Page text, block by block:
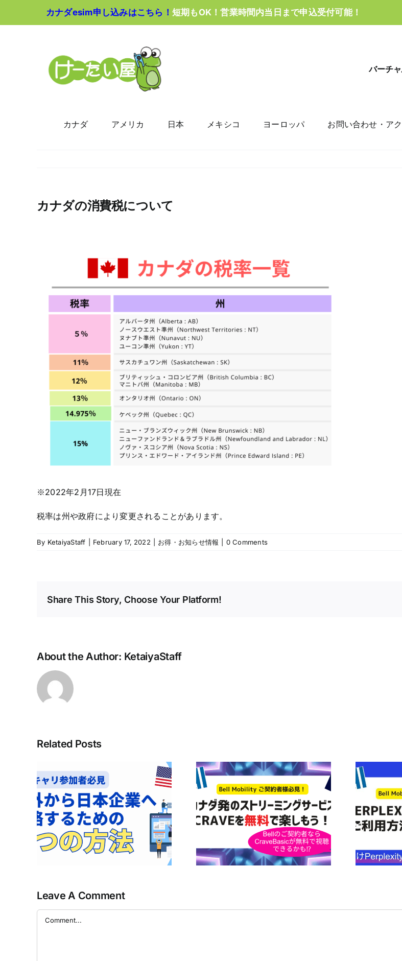
カナダesim申し込みはこちら！ 短期もOK！営業時間内当日まで申込受付可能！
バーチ
カナダ アメリカ 日本 メキシコ ヨーロッパ お問い合わせ・ア
カナダの消費税について
※2022年2月17日現在
税率は州や政府により変更されることがあります。
By KetaiyaStaff February 17, 2022 お得・お知らせ情報 0 Comments
Share This Story, Choose Your Platform!
About the Author: KetaiyaStaff
Related Posts
Bell Mobilityユーザー必
見！CraveのBasicプラン
が無料で楽しめるかも！？
【Bell契約者は1年間無
料！】Perplexity Pro AIの
利用ガイド
Leave A Comment
Comment